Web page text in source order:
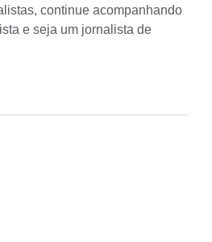
continue acompanhando
e seja um jornalista de